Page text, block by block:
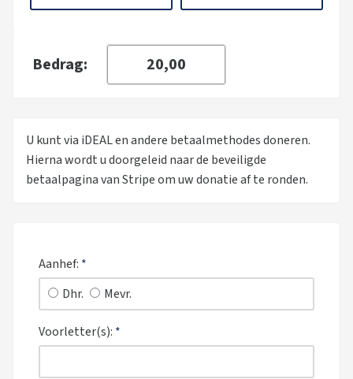
Bedrag:
U kunt via iDEAL en andere betaalmethodes doneren.
Hierna wordt u doorgeleid naar de beveiligde
betaalpagina van Stripe om uw donatie af te ronden.
Aanhef: *
Dhr.
Mevr.
Voorletter(s): *